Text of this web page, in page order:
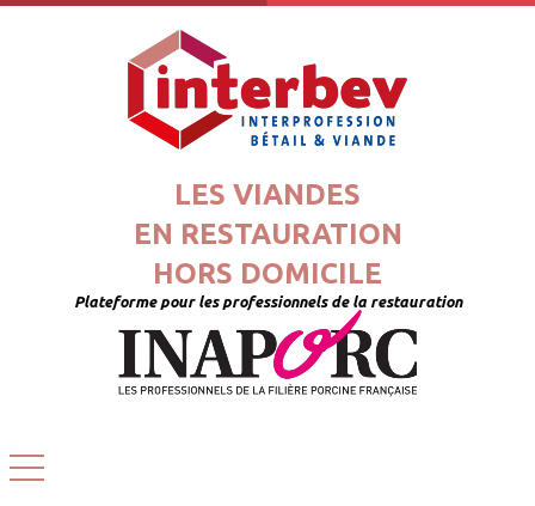
LES VIANDES
EN RESTAURATION
HORS DOMICILE
Plateforme pour les professionnels de la restauration